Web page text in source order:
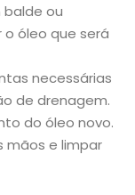
balde ou
óleo que será
necessárias
de drenagem.
do óleo novo.
mãos e limpar